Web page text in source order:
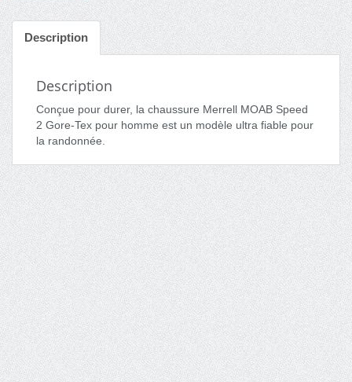
Description
Description
Conçue pour durer, la chaussure Merrell MOAB Speed
2 Gore-Tex pour homme est un modèle ultra fiable pour
la randonnée.